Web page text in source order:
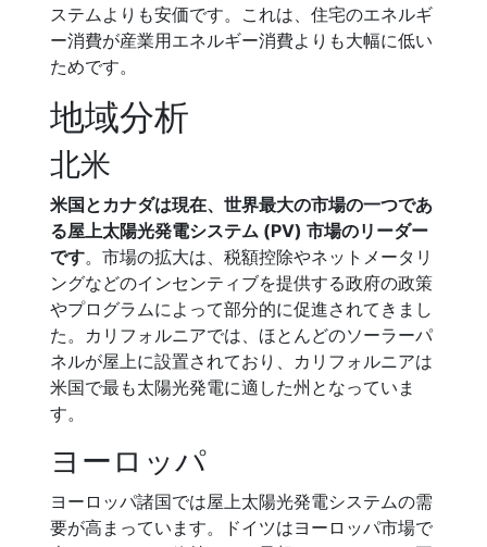
ステムよりも安価です。これは、住宅のエネルギ
ー消費が産業用エネルギー消費よりも大幅に低い
ためです。
地域分析
北米
米国とカナダは現在、世界最大の市場の一つであ
る屋上太陽光発電システム (PV) 市場のリーダー
です。市場の拡大は、税額控除やネットメータリ
ングなどのインセンティブを提供する政府の政策
やプログラムによって部分的に促進されてきまし
た。カリフォルニアでは、ほとんどのソーラーパ
ネルが屋上に設置されており、カリフォルニアは
米国で最も太陽光発電に適した州となっていま
す。
ヨーロッパ
ヨーロッパ諸国では屋上太陽光発電システムの需
要が高まっています。ドイツはヨーロッパ市場で